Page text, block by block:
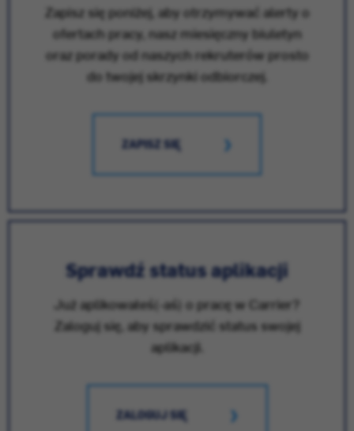
Zapisz się poniżej, aby otrzymywać alerty o
ofertach pracy, nasz miesięczny biuletyn
oraz porady od naszych rekruterów prosto
do twojej skrzynki odbiorczej.
ZAPISZ SIĘ
Sprawdź status aplikacji
Już aplikowałeś(-aś) o pracę w Carrier?
Zaloguj się, aby sprawdzić status swojej
aplikacji.
ZALOGUJ SIĘ